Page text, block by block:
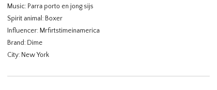
Music: Parra porto en jong sijs
Spirit animal: Boxer
Influencer: Mrfirtstimeinamerica
Brand: Dime
City: New York